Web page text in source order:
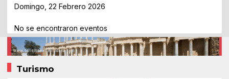
Domingo, 22 Febrero 2026
No se encontraron eventos
Turismo